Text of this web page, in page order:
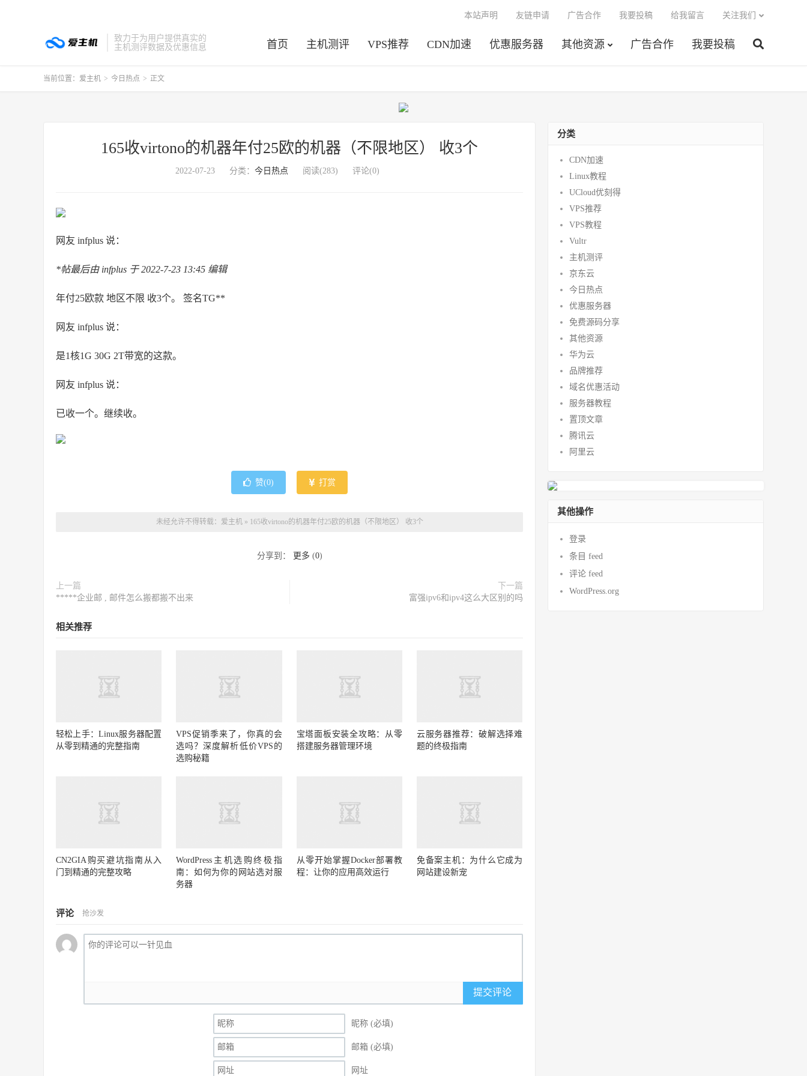
致力于为用户提供真实的
主机测评数据及优惠信息
首页 主机测评 VPS推荐 CDN加速 优惠服务器 其他资源 广告合作 我要投稿
本站声明 友链申请 广告合作 我要投稿 给我留言 关注我们
当前位置： 爱主机 > 今日热点 > 正文
165收virtono的机器年付25欧的机器（不限地区） 收3个
2022-07-23 分类： 今日热点 阅读(283) 评论(0)
网友 infplus 说：
*帖最后由 infplus 于 2022-7-23 13:45 编辑
年付25欧款 地区不限 收3个。 签名TG**
网友 infplus 说：
是1核1G 30G 2T带宽的这款。
网友 infplus 说：
已收一个。继续收。
赞(0) 打赏
未经允许不得转载： 爱主机» 165收virtono的机器年付25欧的机器（不限地区） 收3个
分享到： 更多 (0)
上一篇
*****企业邮 , 邮件怎么搬都搬不出来
下一篇
富强ipv6和ipv4这么大区别的吗
相关推荐
轻松上手：Linux服务器配置
从零到精通的完整指南
VPS促销季来了，你真的会
选吗？深度解析低价VPS的
选购秘籍
宝塔面板安装全攻略：从零
搭建服务器管理环境
云服务器推荐：破解选择难
题的终极指南
CN2GIA购买避坑指南从入
门到精通的完整攻略
WordPress主机选购终极指
南：如何为你的网站选对服
务器
从零开始掌握Docker部署教
程：让你的应用高效运行
免备案主机：为什么它成为
网站建设新宠
评论 抢沙发
提交评论
昵称 (必填)
邮箱 (必填)
网址
分类
CDN加速
Linux教程
UCloud优刻得
VPS推荐
VPS教程
Vultr
主机测评
京东云
今日热点
优惠服务器
免费源码分享
其他资源
华为云
品牌推荐
域名优惠活动
服务器教程
置顶文章
腾讯云
阿里云
其他操作
登录
条目 feed
评论 feed
WordPress.org